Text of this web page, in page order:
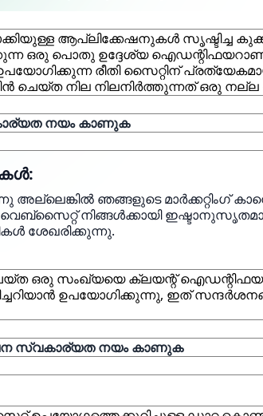
ആപ്ലിക്കേഷനുകൾ സൃഷ്ടിച്ച
ഒരു പൊതു ഉദ്ദേശ്യ
രീതി സൈറ്റിന്
ചെയ്ത നില നിലനിർത്തുന്നത് ഒരു
നയം കാണുക
ഞങ്ങളുടെ മാർക്കറ്റിംഗ്
നിങ്ങൾക്കായി
ശേഖരിക്കുന്നു.
ഒരു സംഖ്യയെ ക്ലയന്റ്
ഉപയോഗിക്കുന്നു, ഇത്
സ്വകാര്യത നയം കാണുക